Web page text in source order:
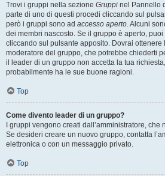
Trovi i gruppi nella sezione Gruppi nel Pannello
parte di uno di questi procedi cliccando sul
però i gruppi sono ad accesso aperto. Alcuni
dei membri nascosto. Se il gruppo è aperto, puoi
cliccando sul pulsante apposito. Dovrai ottenere
moderatore del gruppo, che potrebbe chiederti
il leader di un gruppo non accetta la tua
probabilmente ha le sue buone ragioni.
Top
Come divento leader di un gruppo?
I gruppi vengono creati dall’amministratore,
Se desideri creare un nuovo gruppo, contatta
elettronica o con un messaggio privato.
Top